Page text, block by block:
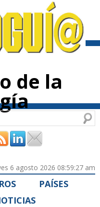
de la
6 agosto 2026 08:59:27 am
PAÍSES